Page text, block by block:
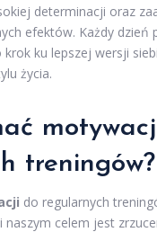
determinacji oraz
efektów. Każdy dzień
ku lepszej wersji
życia.
treningów?
do regularnych
celem jest